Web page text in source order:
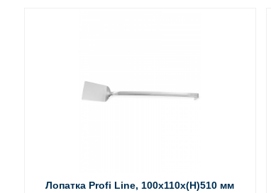
Лопатка Profi Line, 100x110x(H)510 мм